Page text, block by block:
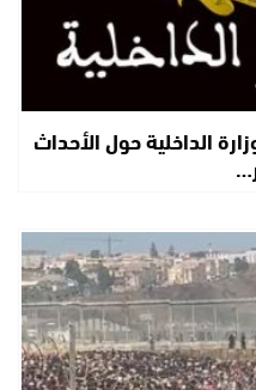
الداخلية حول الأحداث